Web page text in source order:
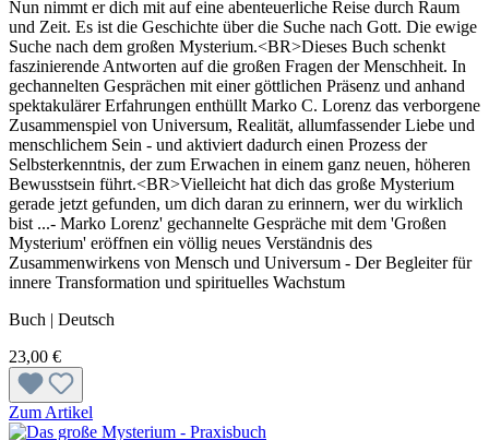
Nun nimmt er dich mit auf eine abenteuerliche Reise durch Raum
und Zeit. Es ist die Geschichte über die Suche nach Gott. Die ewige
Suche nach dem großen Mysterium.<BR>Dieses Buch schenkt
faszinierende Antworten auf die großen Fragen der Menschheit. In
gechannelten Gesprächen mit einer göttlichen Präsenz und anhand
spektakulärer Erfahrungen enthüllt Marko C. Lorenz das verborgene
Zusammenspiel von Universum, Realität, allumfassender Liebe und
menschlichem Sein - und aktiviert dadurch einen Prozess der
Selbsterkenntnis, der zum Erwachen in einem ganz neuen, höheren
Bewusstsein führt.<BR>Vielleicht hat dich das große Mysterium
gerade jetzt gefunden, um dich daran zu erinnern, wer du wirklich
bist ...- Marko Lorenz' gechannelte Gespräche mit dem 'Großen
Mysterium' eröffnen ein völlig neues Verständnis des
Zusammenwirkens von Mensch und Universum - Der Begleiter für
innere Transformation und spirituelles Wachstum
Buch | Deutsch
23,00 €
Zum Artikel